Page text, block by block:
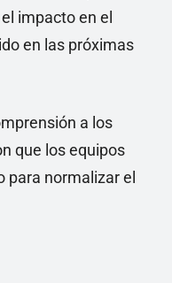
impacto en el
en las próximas
a los
que los equipos
para normalizar el